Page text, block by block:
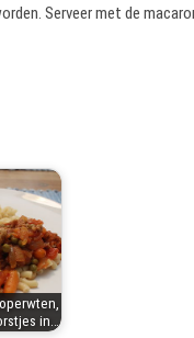
Serveer met de
in…